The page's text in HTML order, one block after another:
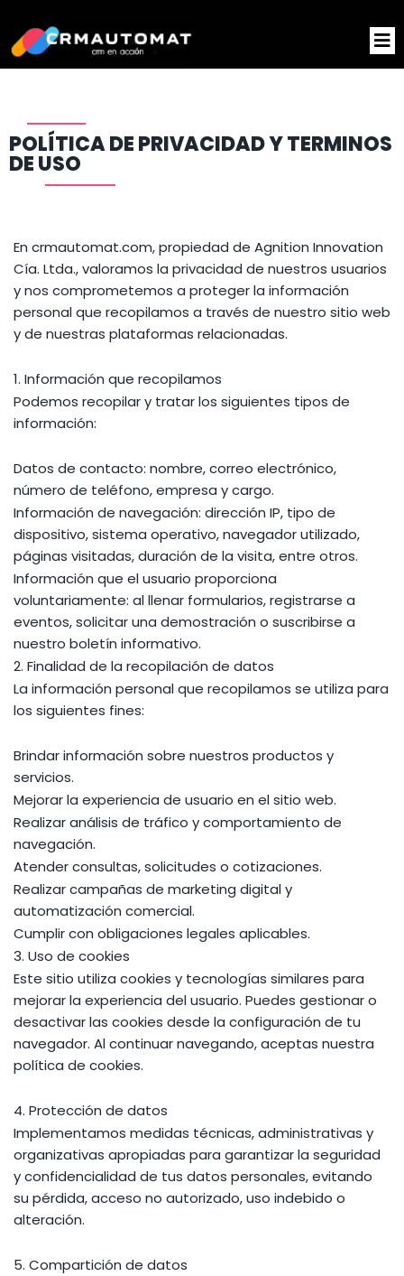
Ponemos tu CRM en
Acción
POLÍTICA DE PRIVACIDAD Y TERMINOS
DE USO
En crmautomat.com, propiedad de Agnition Innovation
Cía. Ltda., valoramos la privacidad de nuestros usuarios
y nos comprometemos a proteger la información
personal que recopilamos a través de nuestro sitio web
y de nuestras plataformas relacionadas.
1. Información que recopilamos
Podemos recopilar y tratar los siguientes tipos de
información:
Datos de contacto: nombre, correo electrónico,
número de teléfono, empresa y cargo.
Información de navegación: dirección IP, tipo de
dispositivo, sistema operativo, navegador utilizado,
páginas visitadas, duración de la visita, entre otros.
Información que el usuario proporciona
voluntariamente: al llenar formularios, registrarse a
eventos, solicitar una demostración o suscribirse a
nuestro boletín informativo.
2. Finalidad de la recopilación de datos
La información personal que recopilamos se utiliza para
los siguientes fines:
Brindar información sobre nuestros productos y
servicios.
Mejorar la experiencia de usuario en el sitio web.
Realizar análisis de tráfico y comportamiento de
navegación.
Atender consultas, solicitudes o cotizaciones.
Realizar campañas de marketing digital y
automatización comercial.
Cumplir con obligaciones legales aplicables.
3. Uso de cookies
Este sitio utiliza cookies y tecnologías similares para
mejorar la experiencia del usuario. Puedes gestionar o
desactivar las cookies desde la configuración de tu
navegador. Al continuar navegando, aceptas nuestra
política de cookies.
4. Protección de datos
Implementamos medidas técnicas, administrativas y
organizativas apropiadas para garantizar la seguridad
y confidencialidad de tus datos personales, evitando
su pérdida, acceso no autorizado, uso indebido o
alteración.
5. Compartición de datos